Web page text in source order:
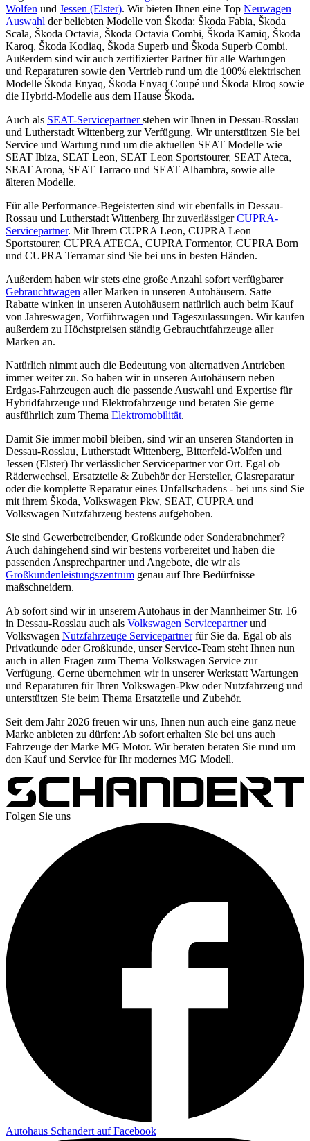
Wolfen und Jessen (Elster). Wir bieten Ihnen eine Top Neuwagen
Auswahl der beliebten Modelle von Škoda: Škoda Fabia, Škoda
Scala, Škoda Octavia, Škoda Octavia Combi, Škoda Kamiq, Škoda
Karoq, Škoda Kodiaq, Škoda Superb und Škoda Superb Combi.
Außerdem sind wir auch zertifizierter Partner für alle Wartungen
und Reparaturen sowie den Vertrieb rund um die 100% elektrischen
Modelle Škoda Enyaq, Škoda Enyaq Coupé und Škoda Elroq sowie
die Hybrid-Modelle aus dem Hause Škoda.
Auch als SEAT-Servicepartnerstehen wir Ihnen in Dessau-Rosslau
und Lutherstadt Wittenberg zur Verfügung. Wir unterstützen Sie bei
Service und Wartung rund um die aktuellen SEAT Modelle wie
SEAT Ibiza, SEAT Leon, SEAT Leon Sportstourer, SEAT Ateca,
SEAT Arona, SEAT Tarraco und SEAT Alhambra, sowie alle
älteren Modelle.
Für alle Performance-Begeisterten sind wir ebenfalls in Dessau-
Rossau und Lutherstadt Wittenberg Ihr zuverlässigerCUPRA-
Servicepartner. Mit Ihrem CUPRA Leon, CUPRA Leon
Sportstourer, CUPRA ATECA, CUPRA Formentor, CUPRA Born
und CUPRA Terramar sind Sie bei uns in besten Händen.
Außerdem haben wir stets eine große Anzahl sofort verfügbarer
Gebrauchtwagen aller Marken in unseren Autohäusern. Satte
Rabatte winken in unseren Autohäusern natürlich auch beim Kauf
von Jahreswagen, Vorführwagen und Tageszulassungen. Wir kaufen
außerdem zu Höchstpreisen ständig Gebrauchtfahrzeuge aller
Marken an.
Natürlich nimmt auch die Bedeutung von alternativen Antrieben
immer weiter zu. So haben wir in unseren Autohäusern neben
Erdgas-Fahrzeugen auch die passende Auswahl und Expertise für
Hybridfahrzeuge und Elektrofahrzeuge und beraten Sie gerne
ausführlich zum Thema Elektromobilität.
Damit Sie immer mobil bleiben, sind wir an unseren Standorten in
Dessau-Rosslau, Lutherstadt Wittenberg, Bitterfeld-Wolfen und
Jessen (Elster) Ihr verlässlicher Servicepartner vor Ort. Egal ob
Räderwechsel, Ersatzteile & Zubehör der Hersteller, Glasreparatur
oder die komplette Reparatur eines Unfallschadens - bei uns sind Sie
mit ihrem Škoda, Volkswagen Pkw, SEAT, CUPRA und
Volkswagen Nutzfahrzeug bestens aufgehoben.
Sie sind Gewerbetreibender, Großkunde oder Sonderabnehmer?
Auch dahingehend sind wir bestens vorbereitet und haben die
passenden Ansprechpartner und Angebote, die wir als
Großkundenleistungszentrum genau auf Ihre Bedürfnisse
maßschneidern.
Ab sofort sind wir in unserem Autohaus in der Mannheimer Str. 16
in Dessau-Rosslau auch als Volkswagen Servicepartnerund
Volkswagen Nutzfahrzeuge Servicepartnerfür Sie da. Egal ob als
Privatkunde oder Großkunde, unser Service-Team steht Ihnen nun
auch in allen Fragen zum Thema Volkswagen Service zur
Verfügung. Gerne übernehmen wir in unserer Werkstatt Wartungen
und Reparaturen für Ihren Volkswagen-Pkw oder Nutzfahrzeug und
unterstützen Sie beim Thema Ersatzteile und Zubehör.
Seit dem Jahr 2026 freuen wir uns, Ihnen nun auch eine ganz neue
Marke anbieten zu dürfen: Ab sofort erhalten Sie bei uns auch
Fahrzeuge der Marke MG Motor. Wir beraten beraten Sie rund um
den Kauf und Service für Ihr modernes MG Modell.
Folgen Sie uns
Autohaus Schandert auf Facebook